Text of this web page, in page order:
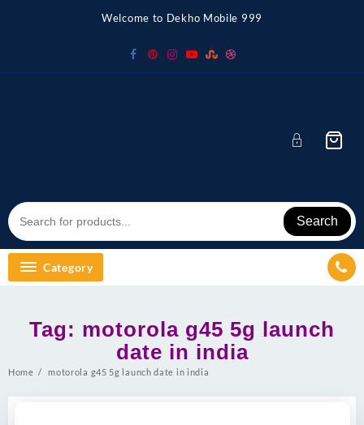
Welcome to Dekho Mobile 999
Search
Category
Tag: motorola g45 5g launch
date in india
Home motorola g45 5g launch date in india